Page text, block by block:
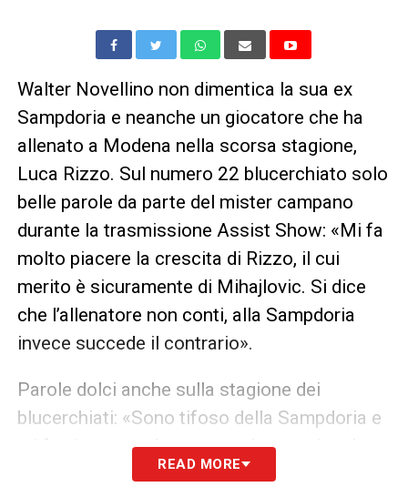
Walter Novellino non dimentica la sua ex
Sampdoria e neanche un giocatore che ha
allenato a Modena nella scorsa stagione,
Luca Rizzo. Sul numero 22 blucerchiato solo
belle parole da parte del mister campano
durante la trasmissione Assist Show: «Mi fa
molto piacere la crescita di Rizzo, il cui
merito è sicuramente di Mihajlovic. Si dice
che l’allenatore non conti, alla Sampdoria
invece succede il contrario».
Parole dolci anche sulla stagione dei
blucerchiati: «Sono tifoso della Sampdoria e
mi fa piacere vedere come sia cresciuta la
squadra in questo campionato».
READ MORE